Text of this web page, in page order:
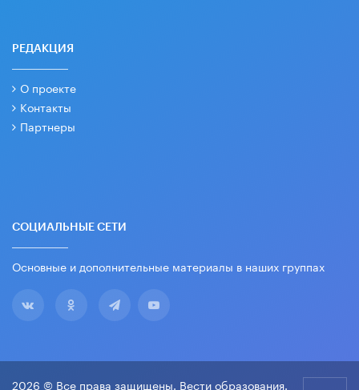
РЕДАКЦИЯ
О проекте
Контакты
Партнеры
СОЦИАЛЬНЫЕ СЕТИ
Основные и дополнительные материалы в наших группах
2026 © Все права защищены. Вести образования.